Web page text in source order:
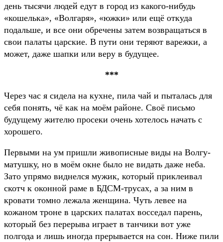
день тысячи людей едут в город из какого-нибудь
«кошелька», «Волгаря», «южки» или ещё откуда
подальше, и все они обречены затем возвращаться в
свои палаты царские. В пути они теряют варежки, а
может, даже шапки или веру в будущее.
***
Через час я сидела на кухне, пила чай и пыталась для
себя понять, чё как на моём районе. Своё письмо
будущему жителю просеки очень хотелось начать с
хорошего.
Первыми на ум пришли живописные виды на Волгу-
матушку, но в моём окне было не видать даже неба.
Зато упрямо виднелся мужик, который приклеивал
скотч к оконной раме в БДСМ-трусах, а за ним в
кровати томно лежала женщина. Чуть левее на
кожаном троне в царских палатах восседал парень,
который без перерыва играет в танчики вот уже
полгода и лишь иногда прерывается на сон. Ниже пили